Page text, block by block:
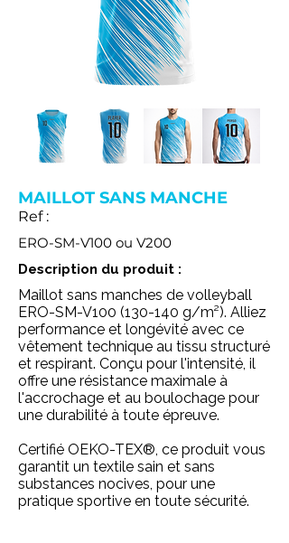
MAILLOT SANS MANCHE
Ref :
ERO-SM-V100 ou V200
Description du produit :
Maillot sans manches de volleyball
ERO-SM-V100 (130-140 g/m²). Alliez
performance et longévité avec ce
vêtement technique au tissu structuré
et respirant. Conçu pour l'intensité, il
offre une résistance maximale à
l'accrochage et au boulochage pour
une durabilité à toute épreuve.
Certifié OEKO-TEX®, ce produit vous
garantit un textile sain et sans
substances nocives, pour une
pratique sportive en toute sécurité.